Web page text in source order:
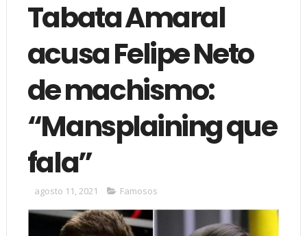
Tabata Amaral
acusa Felipe Neto
de machismo:
“Mansplaining que
fala”
agosto 11, 2021 Famosos